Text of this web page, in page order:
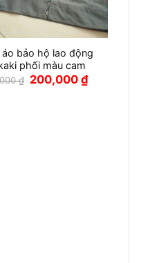
áo bảo hộ lao động
phối màu cam
₫ Giá
gốc
200,000 ₫Giá
hiện